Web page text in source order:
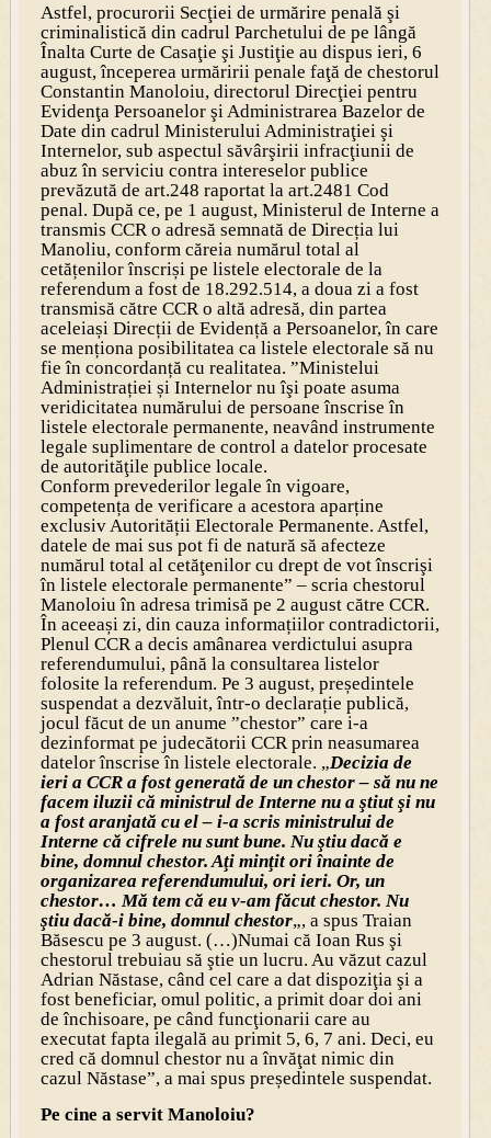
Astfel, procurorii Secţiei de urmărire penală şi
criminalistică din cadrul Parchetului de pe lângă
Înalta Curte de Casaţie şi Justiţie au dispus ieri, 6
august, începerea urmăririi penale faţă de chestorul
Constantin Manoloiu, directorul Direcţiei pentru
Evidenţa Persoanelor şi Administrarea Bazelor de
Date din cadrul Ministerului Administraţiei şi
Internelor, sub aspectul săvârşirii infracţiunii de
abuz în serviciu contra intereselor publice
prevăzută de art.248 raportat la art.2481 Cod
penal. După ce, pe 1 august, Ministerul de Interne a
transmis CCR o adresă semnată de Direcția lui
Manoliu, conform căreia numărul total al
cetățenilor înscriși pe listele electorale de la
referendum a fost de 18.292.514, a doua zi a fost
transmisă către CCR o altă adresă, din partea
aceleiași Direcții de Evidență a Persoanelor, în care
se menționa posibilitatea ca listele electorale să nu
fie în concordanță cu realitatea. ”Ministelui
Administrației și Internelor nu îşi poate asuma
veridicitatea numărului de persoane înscrise în
listele electorale permanente, neavând instrumente
legale suplimentare de control a datelor procesate
de autorităţile publice locale.
Conform prevederilor legale în vigoare,
competența de verificare a acestora aparține
exclusiv Autorității Electorale Permanente. Astfel,
datele de mai sus pot fi de natură să afecteze
numărul total al cetăţenilor cu drept de vot înscrişi
în listele electorale permanente” – scria chestorul
Manoloiu în adresa trimisă pe 2 august către CCR.
În aceeași zi, din cauza informațiilor contradictorii,
Plenul CCR a decis amânarea verdictului asupra
referendumului, până la consultarea listelor
folosite la referendum. Pe 3 august, președintele
suspendat a dezvăluit, într-o declarație publică,
jocul făcut de un anume ”chestor” care i-a
dezinformat pe judecătorii CCR prin neasumarea
datelor înscrise în listele electorale. „Decizia de
ieri a CCR a fost generată de un chestor – să nu ne
facem iluzii că ministrul de Interne nu a ştiut şi nu
a fost aranjată cu el – i-a scris ministrului de
Interne că cifrele nu sunt bune. Nu ştiu dacă e
bine, domnul chestor. Aţi minţit ori înainte de
organizarea referendumului, ori ieri. Or, un
chestor… Mă tem că eu v-am făcut chestor. Nu
ştiu dacă-i bine, domnul chestor„, a spus Traian
Băsescu pe 3 august. (…)Numai că Ioan Rus şi
chestorul trebuiau să ştie un lucru. Au văzut cazul
Adrian Năstase, când cel care a dat dispoziţia şi a
fost beneficiar, omul politic, a primit doar doi ani
de închisoare, pe când funcţionarii care au
executat fapta ilegală au primit 5, 6, 7 ani. Deci, eu
cred că domnul chestor nu a învăţat nimic din
cazul Năstase”, a mai spus președintele suspendat.
Pe cine a servit Manoloiu?